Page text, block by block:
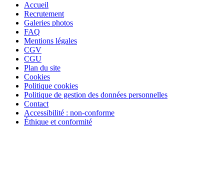
Accueil
Recrutement
Galeries photos
FAQ
Mentions légales
CGV
CGU
Plan du site
Cookies
Politique cookies
Politique de gestion des données personnelles
Contact
Accessibilité : non-conforme
Éthique et conformité